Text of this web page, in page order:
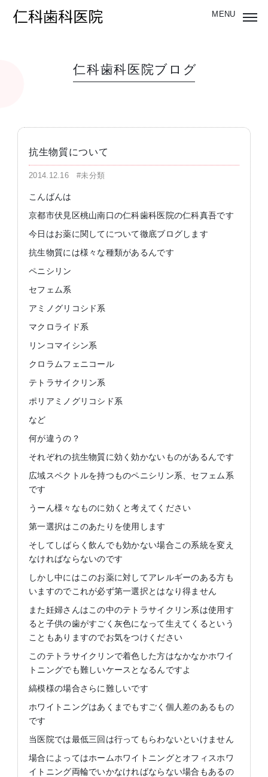
仁科歯科医院ブログ
抗生物質について
2014.12.16#未分類
こんばんは
京都市伏見区桃山南口の仁科歯科医院の仁科真吾です
今日はお薬に関してについて徹底ブログします
抗生物質には様々な種類があるんです
ペニシリン
セフェム系
アミノグリコシド系
マクロライド系
リンコマイシン系
クロラムフェニコール
テトラサイクリン系
ポリアミノグリコシド系
など
何が違うの？
それぞれの抗生物質に効く効かないものがあるんです
広域スペクトルを持つものペニシリン系、セフェム系
です
うーん様々なものに効くと考えてください
第一選択はこのあたりを使用します
そしてしばらく飲んでも効かない場合この系統を変え
なければならないのです
しかし中にはこのお薬に対してアレルギーのある方も
いますのでこれが必ず第一選択とはなり得ません
また妊婦さんはこの中のテトラサイクリン系は使用す
ると子供の歯がすごく灰色になって生えてくるという
こともありますのでお気をつけください
このテトラサイクリンで着色した方はなかなかホワイ
トニングでも難しいケースとなるんですよ
縞模様の場合さらに難しいです
ホワイトニングはあくまでもすごく個人差のあるもの
です
当医院では最低三回は行ってもらわないといけません
場合によってはホームホワイトニングとオフィスホワ
イトニング両輪でいかなければならない場合もあるの